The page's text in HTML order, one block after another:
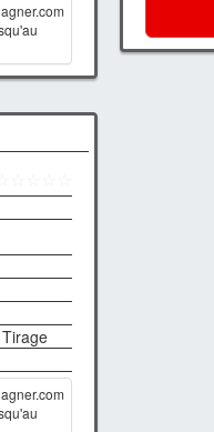
Tirage